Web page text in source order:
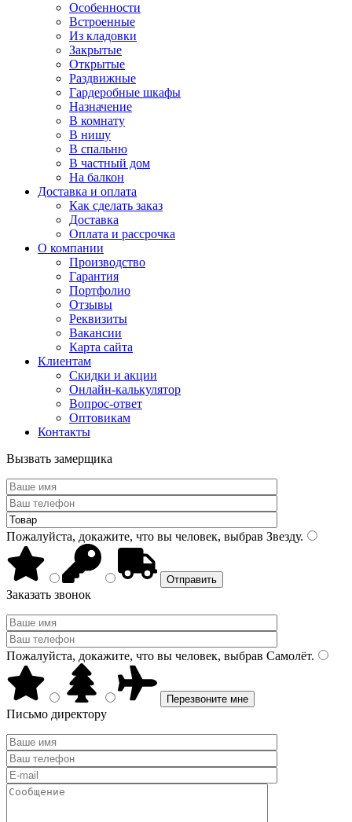
Особенности
Встроенные
Из кладовки
Закрытые
Открытые
Раздвижные
Гардеробные шкафы
Назначение
В комнату
В нишу
В спальню
В частный дом
На балкон
Доставка и оплата
Как сделать заказ
Доставка
Оплата и рассрочка
О компании
Производство
Гарантия
Портфолио
Отзывы
Реквизиты
Вакансии
Карта сайта
Клиентам
Скидки и акции
Онлайн-калькулятор
Вопрос-ответ
Оптовикам
Контакты
Вызвать замерщика
Пожалуйста, докажите, что вы человек, выбрав Звезду.
Заказать звонок
Пожалуйста, докажите, что вы человек, выбрав Самолёт.
Письмо директору